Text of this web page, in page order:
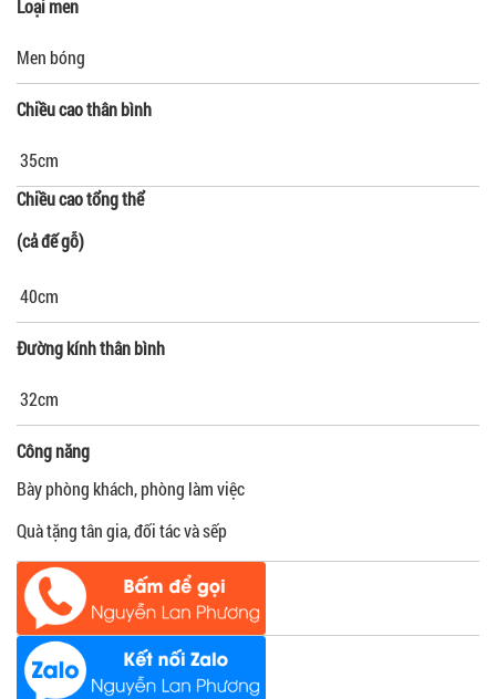
Loại men
Men bóng
Chiều cao thân bình
35cm
Chiều cao tổng thể
(cả đế gỗ)
40cm
Đường kính thân bình
32cm
Công năng
Bày phòng khách, phòng làm việc
Quà tặng tân gia, đối tác và sếp